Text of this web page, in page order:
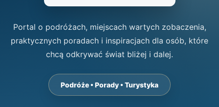
Portal o podróżach, miejscach wartych zobaczenia,
praktycznych poradach i inspiracjach dla osób, które
chcą odkrywać świat bliżej i dalej.
Podróże • Porady • Turystyka